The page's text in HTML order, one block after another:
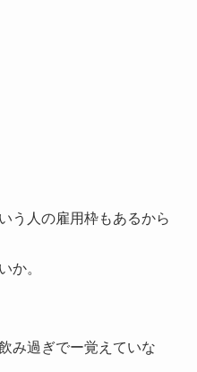
う人の雇用枠もあるから
か。
み過ぎでー覚えていな